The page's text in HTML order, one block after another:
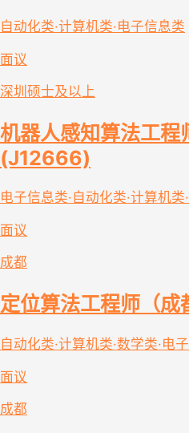
自动化类·计算机类·电子信息类
面议
深圳 硕士及以上
机器人感知算法工程
(J12666)
电子信息类·自动化类·计算机类
面议
成都
定位算法工程师（
自动化类·计算机类·数学类·电
面议
成都